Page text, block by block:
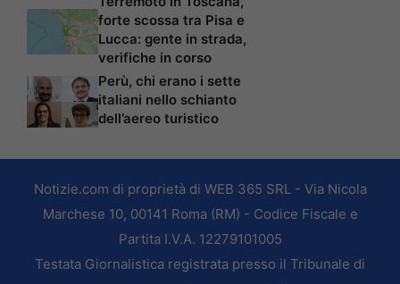
forte scossa tra Pisa e
Lucca: gente in strada,
verifiche in corso
Perù, chi erano i sette
italiani nello schianto
dell’aereo turistico
Notizie.com di proprietà di WEB 365 SRL - Via Nicola
Marchese 10, 00141 Roma (RM) - Codice Fiscale e
Partita I.V.A. 12279101005
Testata Giornalistica registrata presso il Tribunale di